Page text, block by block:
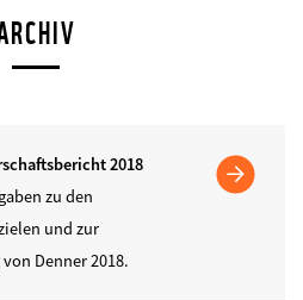
2018
zu den
und zur
Denner 2018.